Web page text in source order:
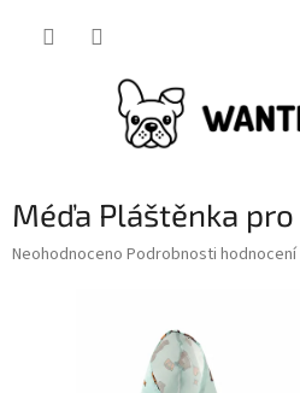
Méďa Pláštěnka pro
Průměrné
Neohodnoceno Podrobnosti hodnocení